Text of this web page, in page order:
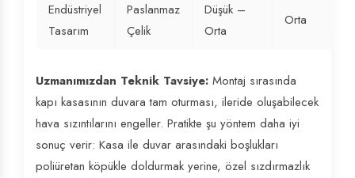
Endüstriyel
Tasarım
Paslanmaz
Çelik
Düşük –
Orta
Orta
Uzmanımızdan Teknik Tavsiye: Montaj sırasında
kapı kasasının duvara tam oturması, ileride oluşabilecek
hava sızıntılarını engeller. Pratikte şu yöntem daha iyi
sonuç verir: Kasa ile duvar arasındaki boşlukları
poliüretan köpükle doldurmak yerine, özel sızdırmazlık